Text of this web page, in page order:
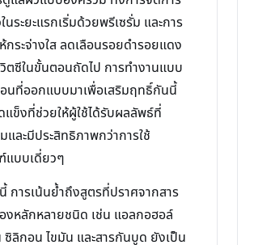
ระยะแรกเริ่มด้วยพรีเซรั่ม และการ
ระจ่างใส ลดเลือนรอยดำรอยแดง
ตซีในขั้นตอนถัดไป การทำงานแบบ
นที่ออกแบบมาเพื่อเสริมฤทธิ์กันนี้
แข็งที่ช่วยให้ผู้ใช้ได้รับผลลัพธ์ที่
ละมีประสิทธิภาพกว่าการใช้
บบเดี่ยวๆ
การเน้นย้ำถึงสูตรที่ปราศจากสาร
งหลักหลายชนิด เช่น แอลกอฮอล์
ซิลิกอน ไขมัน และสารกันบูด ยังเป็น